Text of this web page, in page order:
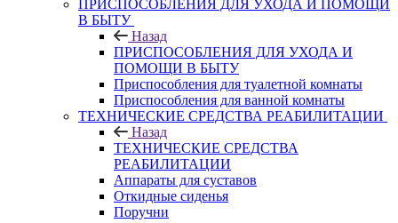
ПРИСПОСОБЛЕНИЯ ДЛЯ УХОДА И ПОМОЩИ
В БЫТУ
Назад
ПРИСПОСОБЛЕНИЯ ДЛЯ УХОДА И
ПОМОЩИ В БЫТУ
Приспособления для туалетной комнаты
Приспособления для ванной комнаты
ТЕХНИЧЕСКИЕ СРЕДСТВА РЕАБИЛИТАЦИИ
Назад
ТЕХНИЧЕСКИЕ СРЕДСТВА
РЕАБИЛИТАЦИИ
Аппараты для суставов
Откидные сиденья
Поручни